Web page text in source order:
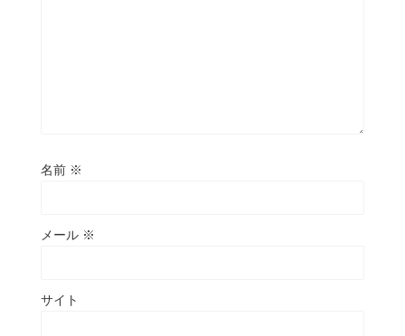
名前 ※
メール ※
サイト